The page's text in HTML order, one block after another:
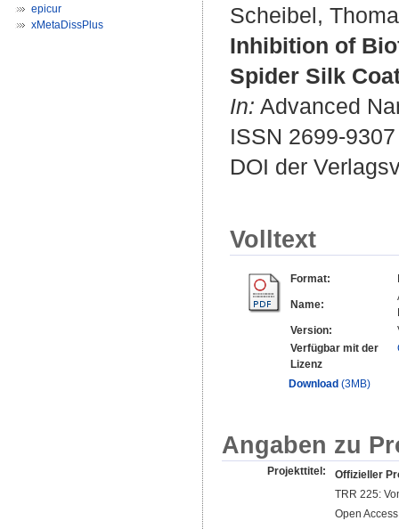
epicur
xMetaDissPlus
Scheibel,
Inhibition of
Spider Silk
In: Advanced
ISSN 2699-9307
DOI der
Volltext
Format:
Name:
Version:
Verfügbar mit der
Lizenz
Download (3MB)
Angaben zu
Projekttitel:
Offizieller
TRR 225:
Open